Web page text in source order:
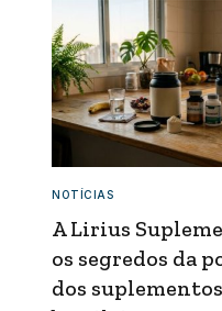
NOTÍCIAS
A Lirius
os segredos da
dos